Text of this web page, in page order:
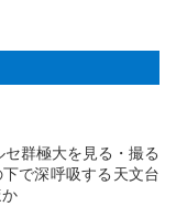
セ群極大を見る・撮る
で深呼吸する天文台